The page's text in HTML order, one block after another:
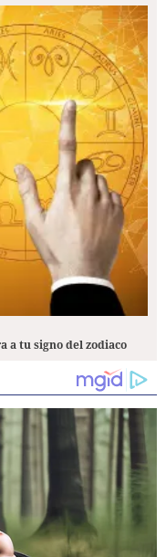
a tu signo del zodiaco